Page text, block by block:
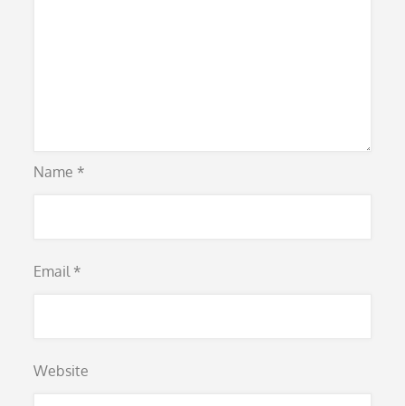
Name *
Email *
Website